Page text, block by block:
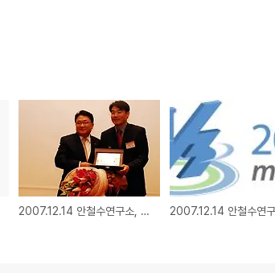
2007.12.14 안철수연구소, 벤처사회공헌상 수상